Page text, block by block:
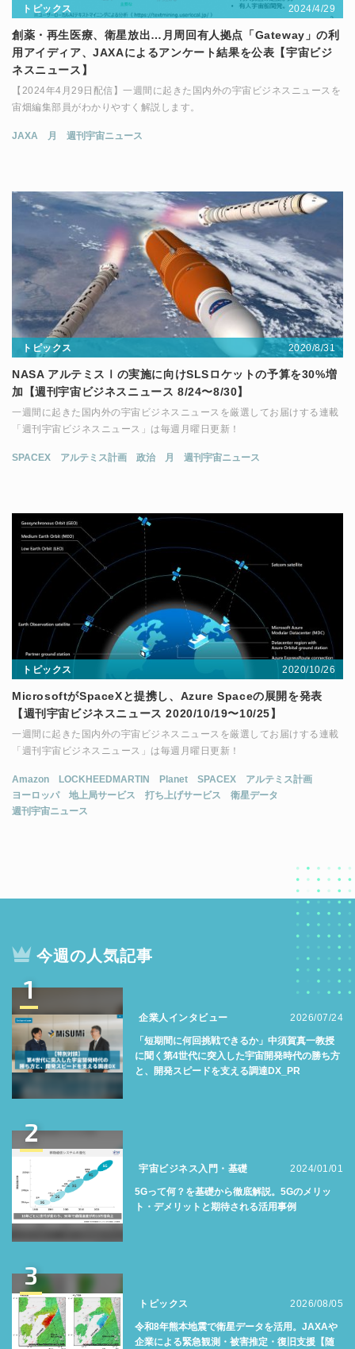
トピックス 2024/4/29
創薬・再生医療、衛星放出…月周回有人拠点「Gateway」の利
用アイディア、JAXAによるアンケート結果を公表【宇宙ビジ
ネスニュース】
【2024年4月29日配信】一週間に起きた国内外の宇宙ビジネスニュースを
宙畑編集部員がわかりやすく解説します。
JAXA 月 週刊宇宙ニュース
トピックス 2020/8/31
NASA アルテミスⅠの実施に向けSLSロケットの予算を30%増
加【週刊宇宙ビジネスニュース 8/24〜8/30】
一週間に起きた国内外の宇宙ビジネスニュースを厳選してお届けする連載
「週刊宇宙ビジネスニュース」は毎週月曜日更新！
SPACEX アルテミス計画 政治 月 週刊宇宙ニュース
トピックス 2020/10/26
MicrosoftがSpaceXと提携し、Azure Spaceの展開を発表
【週刊宇宙ビジネスニュース 2020/10/19〜10/25】
一週間に起きた国内外の宇宙ビジネスニュースを厳選してお届けする連載
「週刊宇宙ビジネスニュース」は毎週月曜日更新！
Amazon LOCKHEEDMARTIN Planet SPACEX
アルテミス計画
ヨーロッパ
地上局サービス 打ち上げサービス
衛星データ
週刊宇宙ニュース
今週の人気記事
1
企業人インタビュー 2026/07/24
「短期間に何回挑戦できるか」中須賀真一教授
に聞く第4世代に突入した宇宙開発時代の勝ち方
と、開発スピードを支える調達DX_PR
2
宇宙ビジネス入門・基礎 2024/01/01
5Gって何？を基礎から徹底解説。5Gのメリッ
ト・デメリットと期待される活用事例
3
トピックス 2026/08/05
令和8年熊本地震で衛星データを活用。JAXAや
企業による緊急観測・被害推定・復旧支援【随